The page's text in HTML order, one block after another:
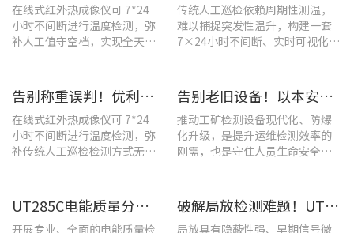
在线式红外热成像仪可 7*24
小时不间断进行温度检测，弥
补人工值守空档，实现全天候
传统人工巡检依赖周期性测温，
难以捕捉突发性温升，构建一套
7×24小时不间断、实时可视化的
警。
告别称重误判！优利德在线式热成像仪重构新材料铸造注液控制逻辑
在线式红外热成像仪可 7*24
小时不间断进行温度检测，弥
补传统人工巡检检测方式无法
告别老旧设备！以本安型防爆产品矩阵与合规检测，守住工矿安全底线
推动工矿检测设备现代化、防爆
化升级，是提升运维检测效率的
刚需，也是守住人员生命安全、
UT285C电能质量分析仪解决充电站三相用电各类难题
开展专业、全面的电能质量检
破解局放检测难题！UT568B手持式声学成像仪让隐患“可视化”
局放具有隐蔽性强、早期信号微